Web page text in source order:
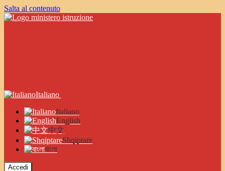
Salta al contenuto
Italiano
Italiano
English
中文
Shqiptare
বাংলা
Accedi